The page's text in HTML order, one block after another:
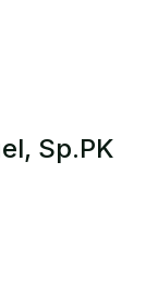
Sp.PK